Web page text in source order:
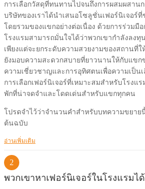
การเลือกวัสดุที่ทนทานไปจนถึงการผสมผสาน
บริษัทของเราได้นำเสนอโซลูชั่นเฟอร์นิเจอร์
โดยรวมของแขกอย่างต่อเนื่อง ด้วยการร่วมมือ
โรงแรมสามารถมั่นใจได้ว่าพวกเขากำลังลง
เพียงแต่จะยกระดับความสวยงามของสถานที่
ยังมอบความสะดวกสบายที่ยาวนานให้กับแขก
ความเชี่ยวชาญและการอุทิศตนเพื่อความเป็น
การเลือกเฟอร์นิเจอร์ที่เหมาะสมสำหรับโรงแ
พักที่น่าจดจำและโดดเด่นสำหรับแขกทุกคน
โปรดจำไว้ว่าจำนวนคำสำหรับบทความขยาย
ต้นฉบับ
อ่านเพิ่มเติม
2
พวกเขาหาเฟอร์นิเจอร์ในโรงแรมไ